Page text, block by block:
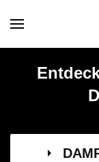
Skip to main